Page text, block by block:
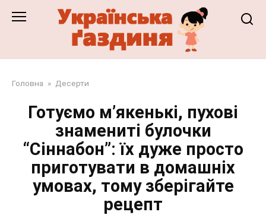
Головна » Десерти
Готуємо м’якенькі, пухові
знамениті булочки
“Сіннабон”: їх дуже просто
приготувати в домашніх
умовах, тому зберігайте
рецепт